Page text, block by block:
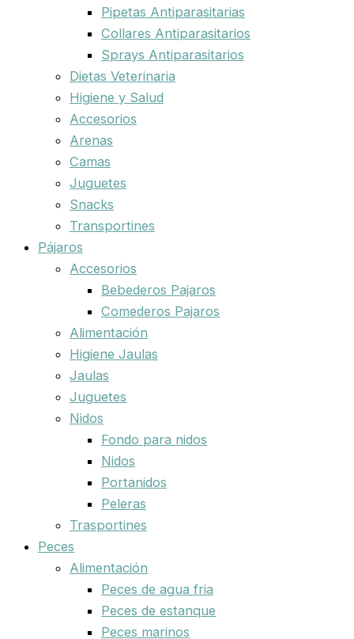
Pipetas Antiparasitarias
Collares Antiparasitarios
Sprays Antiparasitarios
Dietas Veterinaria
Higiene y Salud
Accesorios
Arenas
Camas
Juguetes
Snacks
Transportines
Pájaros
Accesorios
Bebederos Pajaros
Comederos Pajaros
Alimentación
Higiene Jaulas
Jaulas
Juguetes
Nidos
Fondo para nidos
Nidos
Portanidos
Peleras
Trasportines
Peces
Alimentación
Peces de agua fria
Peces de estanque
Peces marinos